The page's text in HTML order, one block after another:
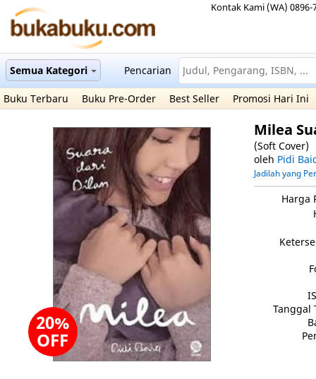
Kontak Kami (WA) 0896-
Semua Kategori Pencarian
Buku Terbaru Buku Pre-Order Best Seller Promosi Hari Ini
20%
OFF
Milea
(Soft Cover)
oleh Pidi
Jadilah yang
Harga
Tanggal